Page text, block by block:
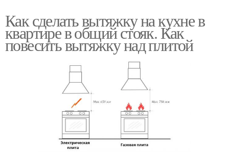
Как сделать вытяжку на кухне в
квартире в общий стояк. Как
повесить вытяжку над плитой